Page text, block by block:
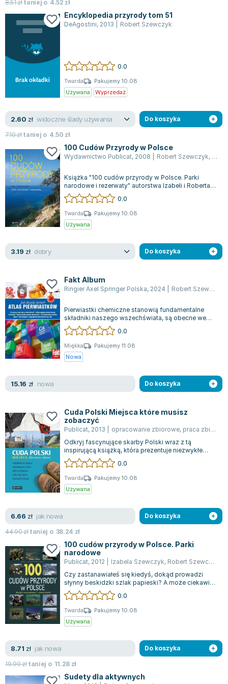
Książki o naukach politycznych dla studentów
Książki do nauk przyrodniczych dla studentów
Książki do nauk ścisłych dla studentów
Prawo - książki dla studentów
Technologia żywności - książki
Zarządzanie i marketing - książki
Podręczniki dla nauczycieli - metodyka
Repetytoria, testy i materiały pomocnicze
Bolesław Prus
Clive Cussler
Józef Ignacy Kraszewski
Clive Staples Lewis
Martyna Wojciechowska
Melissa De la Cruz
Jaś Kapela
Agatha Christie
Witold Gadowski
Jan Pietrzak
Marcin Kowalczyk
Piotr Zychowicz
Joanna Jabłczyńska
Piotr Kościelny
Jan Piński
Agata Passent
Maciej Orłoś
Jo Nesbo
Katarzyna Miller
Antoine de Saint Exupery
Lew Tołstoj
Mark Twain
Marcin Meller
ks. Piotr Pawlukiewicz
Piotr Latocha
Michael Scott
Piotr Semka
Jarosław Iwaszkiewicz
Joseph Murphy
Jan Sztaudynger
Aleksander Puszkin
Małgorzata Ohme
Maddie Ziegler
Leszek Czarnecki
Joanna Racewicz
Maria Seweryn
Janina Zającówna
Eric Helms
Anna Prus (oprac.)
Nela Mała Reporterka
Barbara Wrzesińska
Terry Pratchett
Virginia Woolf
8.51złtaniej o 4.52 zł
Encyklopedia przyrody tom 51
DeAgostini, 2013 Robert Szewczyk
0.0
Twarda
Pakujemy 10.08
Używana
Wyprzedaż
2.60 zł widoczne ślady używania
7.10złtaniej o 4.50 zł
Do koszyka
100 Cudów Przyrody w Polsce
Wydawnictwo Publicat, 2008 Robert Szewczyk,
Książka "100 cudów przyrody w Polsce. Parki
narodowe i rezerwaty" autorstwa Izabeli i Roberta
Szewczyków to fascynująca podróż po...
0.0
Twarda
Pakujemy 10.08
Używana
3.19 zł dobry Do koszyka
Fakt Album
Ringier Axel Springer Polska, 2024 Robert Szewczyk
Pierwiastki chemiczne stanowią fundamentalne
składniki naszego wszechświata, są obecne we
wszystkim, co nas otacza: od gwiazd i pl...
0.0
Miękka
Pakujemy 11.08
Nowa
15.16 zł nowa Do koszyka
Cuda Polski Miejsca które musisz
zobaczyć
Publicat, 2013 opracowanie zbiorowe, praca zbiorowa
Odkryj fascynujące skarby Polski wraz z tą
inspirującą książką, która prezentuje niezwykłe
zakątki tego pięknego kraju. Publikacja...
0.0
Twarda
Pakujemy 10.08
Używana
6.66 zł jak nowa
44.90złtaniej o 38.24 zł
Do koszyka
100 cudów przyrody w Polsce. Parki
narodowe
Publicat, 2012 Izabela Szewczyk, Robert Szewczyk
Czy zastanawiałeś się kiedyś, dokąd prowadzi
słynny beskidzki szlak papieski? A może ciekawią
Cię wodospady, które nazywane są wod...
0.0
Twarda
Pakujemy 10.08
Używana
8.71 zł jak nowa
19.99złtaniej o 11.28 zł
Do koszyka
Sudety dla aktywnych